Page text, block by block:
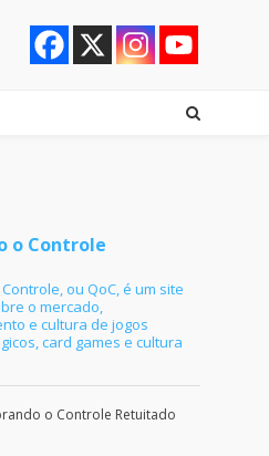
o Controle
ou QoC, é um site
o mercado,
e cultura de jogos
card games e cultura
o Controle Retuitado